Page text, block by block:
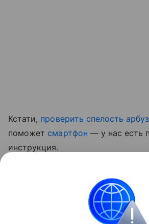
Кстати, проверить спелость
поможет смартфон — у нас есть
инструкция.
оказался полезен для сосудов и
Красота и здоровье